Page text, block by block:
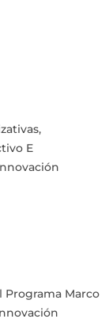
E
Programa Marco